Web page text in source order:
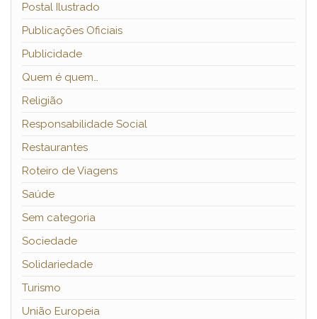
Postal Ilustrado
Publicações Oficiais
Publicidade
Quem é quem…
Religião
Responsabilidade Social
Restaurantes
Roteiro de Viagens
Saúde
Sem categoria
Sociedade
Solidariedade
Turismo
União Europeia